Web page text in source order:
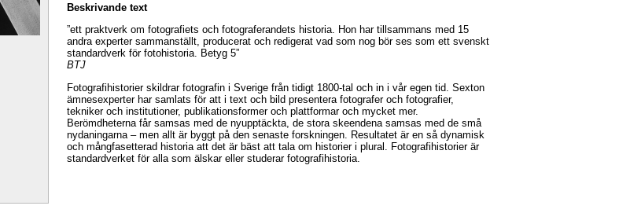
Beskrivande text
”ett praktverk om fotografiets och fotograferandets historia. Hon har tillsammans med 15
andra experter sammanställt, producerat och redigerat vad som nog bör ses som ett svenskt
standardverk för fotohistoria. Betyg 5”
BTJ
Fotografihistorier skildrar fotografin i Sverige från tidigt 1800-tal och in i vår egen tid. Sexton
ämnesexperter har samlats för att i text och bild presentera fotografer och fotografier,
tekniker och institutioner, publikationsformer och plattformar och mycket mer.
Berömdheterna får samsas med de nyupptäckta, de stora skeendena samsas med de små
nydaningarna – men allt är byggt på den senaste forskningen. Resultatet är en så dynamisk
och mångfasetterad historia att det är bäst att tala om historier i plural. Fotografihistorier är
standardverket för alla som älskar eller studerar fotografihistoria.